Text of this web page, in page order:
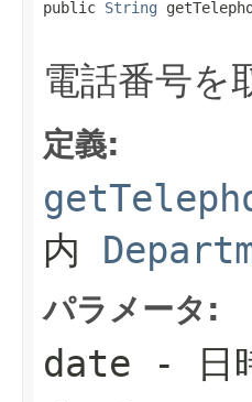
public String
電話番号を
定義:
内
パラメータ:
date - 日